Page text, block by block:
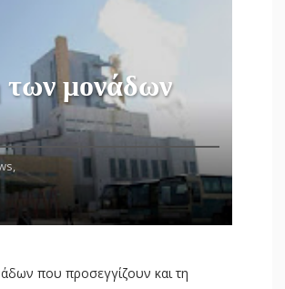
των μονάδων
που προσεγγίζουν και τη